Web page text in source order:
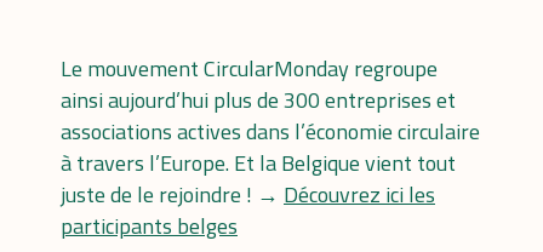
Le mouvement CircularMonday regroupe
ainsi aujourd’hui plus de 300 entreprises et
associations actives dans l’économie circulaire
à travers l’Europe. Et la Belgique vient tout
juste de le rejoindre ! → Découvrez ici les
participants belges